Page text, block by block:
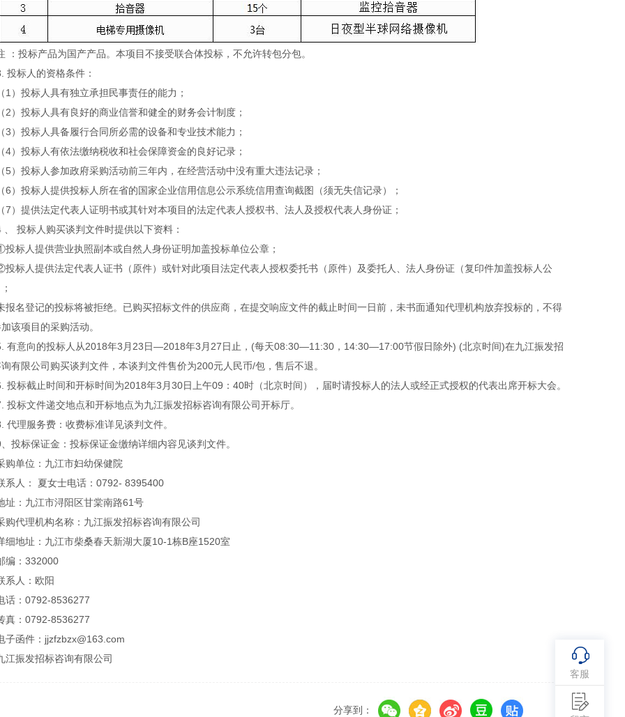
：投标产品为国产产品。本项目不接受联合体投标，不允许转包分包。
投标人的资格条件：
（1）投标人具有独立承担民事责任的能力；
（2）投标人具有良好的商业信誉和健全的财务会计制度；
（3）投标人具备履行合同所必需的设备和专业技术能力；
（4）投标人有依法缴纳税收和社会保障资金的良好记录；
（5）投标人参加政府采购活动前三年内，在经营活动中没有重大违法记录；
（6）投标人提供投标人所在省的国家企业信用信息公示系统信用查询截图（须无失信记录）；
（7）提供法定代表人证明书或其针对本项目的法定代表人授权书、法人及授权代表人身份证；
、 投标人购买谈判文件时提供以下资料：
标人提供营业执照副本或自然人身份证明加盖投标单位公章；
标人提供法定代表人证书（原件）或针对此项目法定代表人授权委托书（原件）及委托人、法人身份证（复印件加盖投标人公
报名登记的投标将被拒绝。已购买招标文件的供应商，在提交响应文件的截止时间一日前，未书面通知代理机构放弃投标的，不得
该项目的采购活动。
有意向的投标人从2018年3月23日—2018年3月27日止，(每天08:30—11:30，14:30—17:00节假日除外) (北京时间)在九江振发招
有限公司购买谈判文件，本谈判文件售价为200元人民币/包，售后不退。
投标截止时间和开标时间为2018年3月30日上午09：40时（北京时间），届时请投标人的法人或经正式授权的代表出席开标大会。
投标文件递交地点和开标地点为九江振发招标咨询有限公司开标厅。
代理服务费：收费标准详见谈判文件。
投标保证金：投标保证金缴纳详细内容见谈判文件。
购单位：九江市妇幼保健院
系人： 夏女士电话：0792- 8395400
址：九江市浔阳区甘棠南路61号
购代理机构名称：九江振发招标咨询有限公司
细地址：九江市柴桑春天新湖大厦10-1栋B座1520室
编：332000
系人：欧阳
话：0792-8536277
真：0792-8536277
子函件：jjzfzbzx@163.com
江振发招标咨询有限公司
分享到：
客服